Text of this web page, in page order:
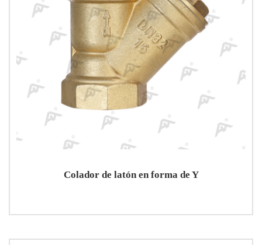
Colador de latón en forma de Y